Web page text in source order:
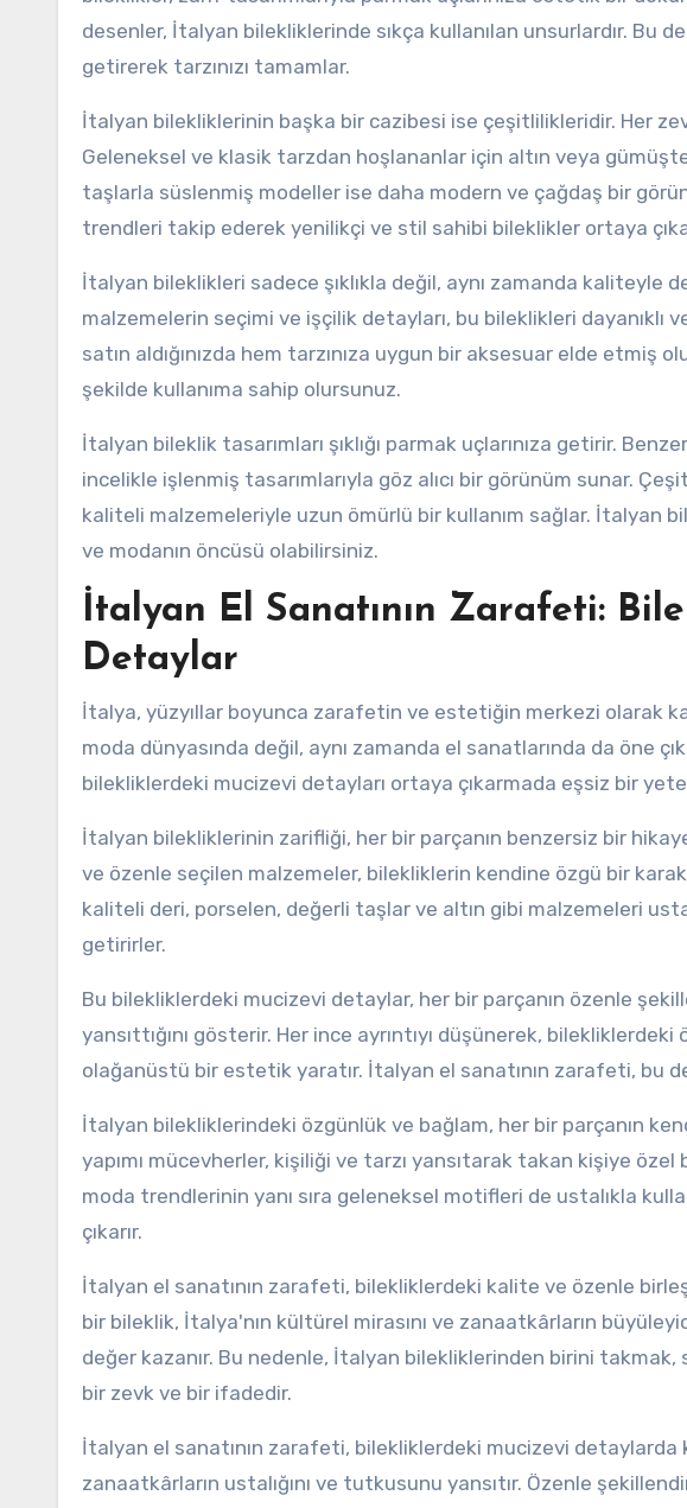
desenler, İtalyan bilekliklerinde sıkça kullanılan unsurlardır. Bu
getirerek tarzınızı tamamlar.
İtalyan bilekliklerinin başka bir cazibesi ise çeşitlilikleridir. Her
Geleneksel ve klasik tarzdan hoşlananlar için altın veya
taşlarla süslenmiş modeller ise daha modern ve çağdaş bir
trendleri takip ederek yenilikçi ve stil sahibi bileklikler ortaya
İtalyan bileklikleri sadece şıklıkla değil, aynı zamanda kaliteyle
malzemelerin seçimi ve işçilik detayları, bu bileklikleri dayanıklı
satın aldığınızda hem tarzınıza uygun bir aksesuar elde etmiş
şekilde kullanıma sahip olursunuz.
İtalyan bileklik tasarımları şıklığı parmak uçlarınıza getirir.
incelikle işlenmiş tasarımlarıyla göz alıcı bir görünüm sunar.
kaliteli malzemeleriyle uzun ömürlü bir kullanım sağlar. İtalyan
ve modanın öncüsü olabilirsiniz.
İtalyan El Sanatının Zarafeti:
Detaylar
İtalya, yüzyıllar boyunca zarafetin ve estetiğin merkezi olarak
moda dünyasında değil, aynı zamanda el sanatlarında da öne
bilekliklerdeki mucizevi detayları ortaya çıkarmada eşsiz bir
İtalyan bilekliklerinin zarifliği, her bir parçanın benzersiz bir
ve özenle seçilen malzemeler, bilekliklerin kendine özgü bir
kaliteli deri, porselen, değerli taşlar ve altın gibi malzemeleri
getirirler.
Bu bilekliklerdeki mucizevi detaylar, her bir parçanın özenle
yansıttığını gösterir. Her ince ayrıntıyı düşünerek,
olağanüstü bir estetik yaratır. İtalyan el sanatının zarafeti, bu
İtalyan bilekliklerindeki özgünlük ve bağlam, her bir parçanın
yapımı mücevherler, kişiliği ve tarzı yansıtarak takan kişiye
moda trendlerinin yanı sıra geleneksel motifleri de ustalıkla
çıkarır.
İtalyan el sanatının zarafeti, bilekliklerdeki kalite ve özenle
bir bileklik, İtalya'nın kültürel mirasını ve zanaatkârların
değer kazanır. Bu nedenle, İtalyan bilekliklerinden birini
bir zevk ve bir ifadedir.
İtalyan el sanatının zarafeti, bilekliklerdeki mucizevi
zanaatkârların ustalığını ve tutkusunu yansıtır. Özenle